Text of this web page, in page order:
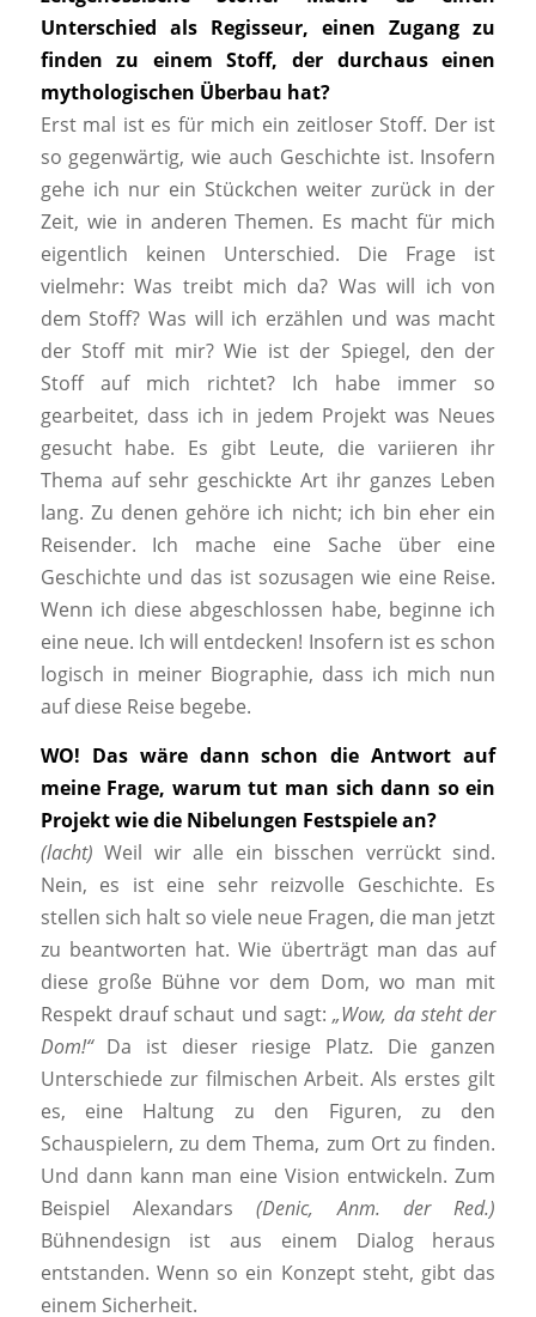
Unterschied als Regisseur, einen Zugang zu
finden zu einem Stoff, der durchaus einen
mythologischen Überbau hat?
Erst mal ist es für mich ein zeitloser Stoff. Der ist
so gegenwärtig, wie auch Geschichte ist. Insofern
gehe ich nur ein Stückchen weiter zurück in der
Zeit, wie in anderen Themen. Es macht für mich
eigentlich keinen Unterschied. Die Frage ist
vielmehr: Was treibt mich da? Was will ich von
dem Stoff? Was will ich erzählen und was macht
der Stoff mit mir? Wie ist der Spiegel, den der
Stoff auf mich richtet? Ich habe immer so
gearbeitet, dass ich in jedem Projekt was Neues
gesucht habe. Es gibt Leute, die variieren ihr
Thema auf sehr geschickte Art ihr ganzes Leben
lang. Zu denen gehöre ich nicht; ich bin eher ein
Reisender. Ich mache eine Sache über eine
Geschichte und das ist sozusagen wie eine Reise.
Wenn ich diese abgeschlossen habe, beginne ich
eine neue. Ich will entdecken! Insofern ist es schon
logisch in meiner Biographie, dass ich mich nun
auf diese Reise begebe.
WO! Das wäre dann schon die Antwort auf
meine Frage, warum tut man sich dann so ein
Projekt wie die Nibelungen Festspiele an?
(lacht) Weil wir alle ein bisschen verrückt sind.
Nein, es ist eine sehr reizvolle Geschichte. Es
stellen sich halt so viele neue Fragen, die man jetzt
zu beantworten hat. Wie überträgt man das auf
diese große Bühne vor dem Dom, wo man mit
Respekt drauf schaut und sagt: „Wow, da steht der
Dom!“Da ist dieser riesige Platz. Die ganzen
Unterschiede zur filmischen Arbeit. Als erstes gilt
es, eine Haltung zu den Figuren, zu den
Schauspielern, zu dem Thema, zum Ort zu finden.
Und dann kann man eine Vision entwickeln. Zum
Beispiel Alexandars(Denic, Anm. der Red.)
Bühnendesign ist aus einem Dialog heraus
entstanden. Wenn so ein Konzept steht, gibt das
einem Sicherheit.